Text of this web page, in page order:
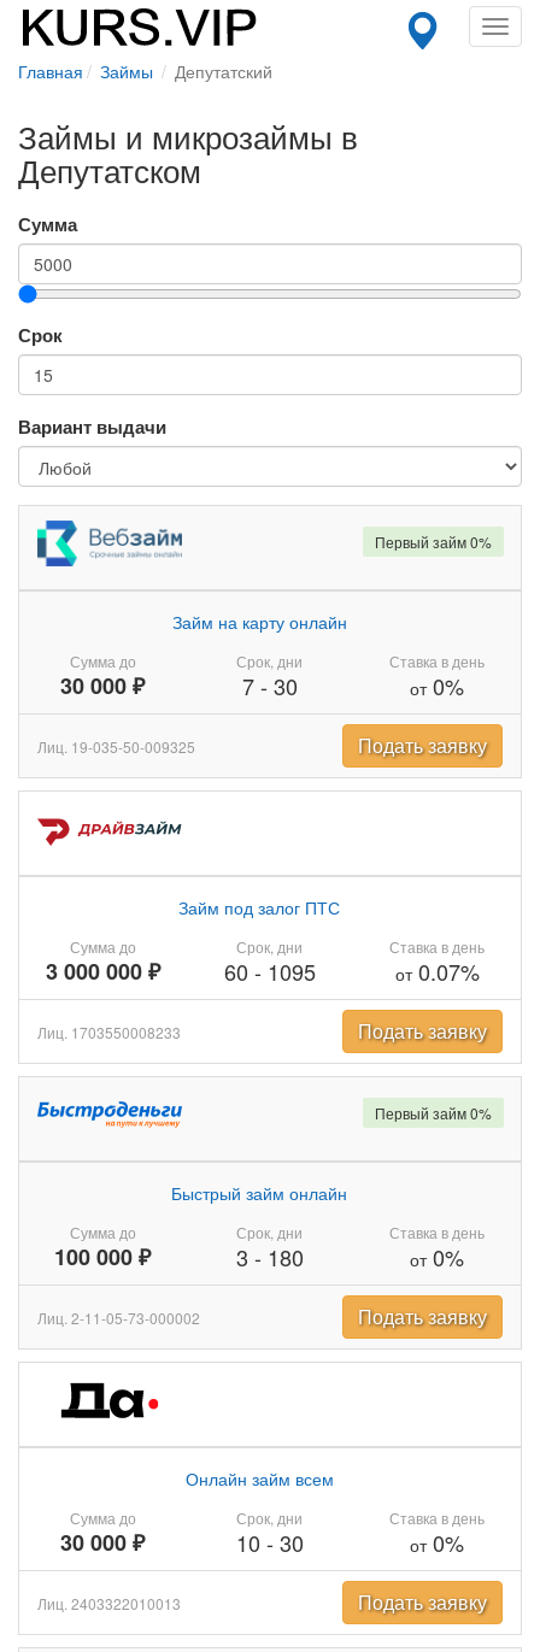
Главная Займы Депутатский
Займы и микрозаймы в
Депутатском
Сумма
Срок
Вариант выдачи
Сумма до
30 000 ₽
Займ на карту онлайн
Срок, дни
7- 30
Ставка в день
от0%
Первый займ 0%
Лиц. 19-035-50-009325 Подать заявку
Сумма до
3 000 000 ₽
Займ под залог ПТС
Срок, дни
60 - 1095
Ставка в день
от0.07%
Лиц. 1703550008233 Подать заявку
Сумма до
100 000 ₽
Быстрый займ онлайн
Срок, дни
3 - 180
Ставка в день
от0%
Первый займ 0%
Лиц. 2-11-05-73-000002 Подать заявку
Сумма до
30 000 ₽
Онлайн займ всем
Срок, дни
10 - 30
Ставка в день
от0%
Лиц. 2403322010013 Подать заявку